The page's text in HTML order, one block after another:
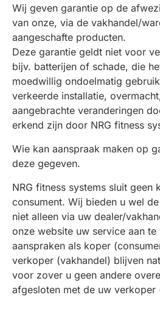
Wij geven garantie op de
van onze, via de vakhandel/
aangeschafte producten.
Deze garantie geldt niet voor
bijv. batterijen of schade, die
moedwillig ondoelmatig
verkeerde installatie,
aangebrachte veranderingen
erkend zijn door NRG fitness
Wie kan aanspraak maken op
deze gegeven.
NRG fitness systems sluit geen
consument. Wij bieden u wel
niet alleen via uw dealer/
onze website uw service aan
aanspraken als koper
verkoper (vakhandel) blijven
voor zover u geen andere
afgesloten met de uw verkoper